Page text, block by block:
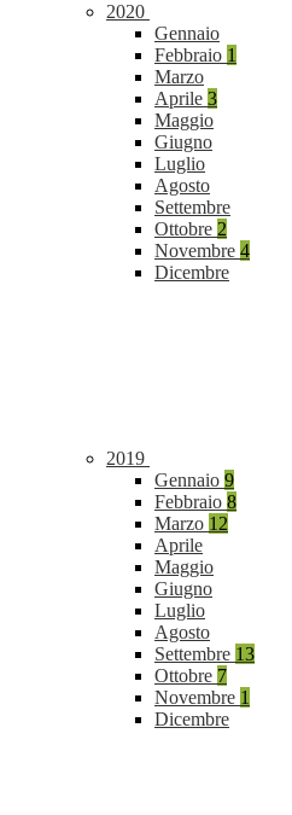
2020
Gennaio
Febbraio 1
Marzo
Aprile 3
Maggio
Giugno
Luglio
Agosto
Settembre
Ottobre 2
Novembre 4
Dicembre
2019
Gennaio 9
Febbraio 8
Marzo 12
Aprile
Maggio
Giugno
Luglio
Agosto
Settembre 13
Ottobre 7
Novembre 1
Dicembre